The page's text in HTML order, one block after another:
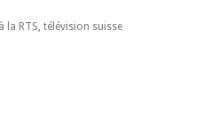
la RTS, télévision suisse